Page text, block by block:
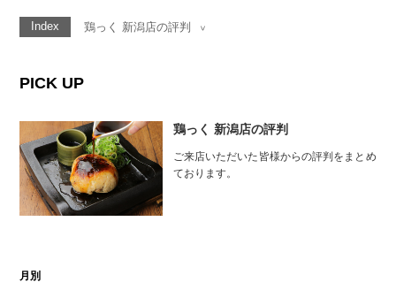
Index 鶏っく 新潟店の評判 >
PICK UP
鶏っく 新潟店の評判
ご来店いただいた皆様からの評判をまとめ
ております。
月別